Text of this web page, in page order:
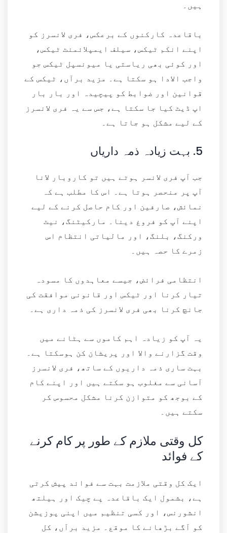
ہیں۔
باقاعدہ کارکنوں کے برعکس، فری لانسرز کو
اپنے انکم ٹیکس، سیلف ایمپلائمنٹ ٹیکس،
اور کوئی بھی ریاستی یا میونسپل ٹیکس جو
واجب الادا ہو سکتا ہے۔ مزید برآں، ٹیکس کے
قوانین اور ضوابط کو پیچیدہ اور بار بار
اپ ڈیٹ کیا جا سکتا ہے، جس سے یہ فری لانسرز
کے لیے مشکل ہو جاتا ہے۔
5. بہت زیادہ ذمہ داریاں
جب آپ فری لانسر ہوتے ہیں تو کاروبار لانا
آپ پر منحصر ہوتا ہے۔ اس کا مطلب ہے کہ
نمائش، صارفین اور کام حاصل کرنے کے لیے
اپنے آپ کو فروغ دینا۔ مارکیٹنگ، نیٹ
ورکنگ، بلنگ، اور مالیاتی انتظام اس
زمرے کا حصہ ہیں۔
انتظامی فرائض، جیسے معاہدوں کا مسودہ
تیار کرنا اور ٹیکس اور قانونی موافقت کی
جانچ کرنا بھی فری لانسرز کی ذمہ داری ہے۔
یہ آپ کو زیادہ اہم کاموں سے ہٹانے میں
وقت گزارنے والا اور پریشان کن ہوسکتا ہے۔
بہت ساری ذمہ داریوں کے ساتھ، فری لانسرز
آسانی سے مغلوب ہو سکتے ہیں اور اپنے کام
کے بوجھ کو متوازن کرنا مشکل محسوس کر
سکتے ہیں۔
کل وقتی ملازم کے طور پر کام کرنے
کے فوائد
ایک کل وقتی ملازمت بہت سے فوائد پیش کرتی
ہے، بشمول ایک باقاعدہ پے چیک اور ہیلتھ
انشورنس، اور کسی تنظیم میں اپنی پوزیشن
کو آگے بڑھانے کا موقع۔ مزید برآں، کل